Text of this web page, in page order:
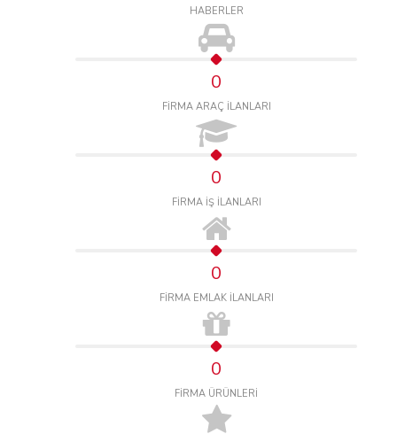
HABERLER
0
FİRMA ARAÇ İLANLARI
0
FİRMA İŞ İLANLARI
0
FİRMA EMLAK İLANLARI
0
FİRMA ÜRÜNLERİ